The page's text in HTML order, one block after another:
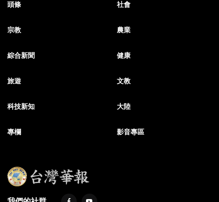
頭條 社會
宗教 農業
綜合新聞 健康
旅遊 文教
科技新知 大陸
專欄 影音專區